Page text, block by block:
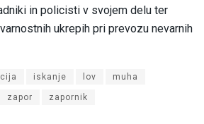
in policisti v svojem delu ter
ukrepih pri prevozu nevarnih
iskanje lov muha
zapor zapornik